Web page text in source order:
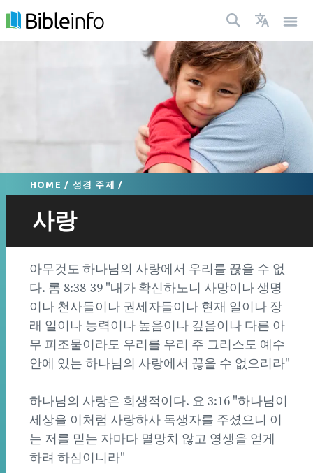
HOME / 성경 주제 /
사랑
아무것도 하나님의 사랑에서 우리를 끊을 수 없
다. 롬 8:38-39 "내가 확신하노니 사망이나 생명
이나 천사들이나 권세자들이나 현재 일이나 장
래 일이나 능력이나 높음이나 깊음이나 다른 아
무 피조물이라도 우리를 우리 주 그리스도 예수
안에 있는 하나님의 사랑에서 끊을 수 없으리라"
하나님의 사랑은 희생적이다. 요 3:16 "하나님이
세상을 이처럼 사랑하사 독생자를 주셨으니 이
는 저를 믿는 자마다 멸망치 않고 영생을 얻게
하려 하심이니라"